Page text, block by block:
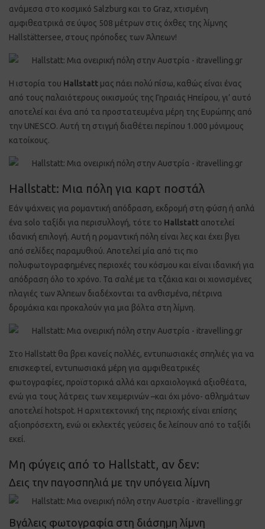
ανάμεσα στο κοσμικό Salzburg και το Graz, χτισμένη
αμφιθεατρικά σε ύψος 508 μέτρων στις όχθες της λίμνης
Hallstättersee, στους πρόποδες των Άλπεων!
Η ιστορία του Hallstatt μας πάει πολύ πίσω, καθώς είναι ένας
από τους παλαιότερους οικισμούς της Γηραιάς Ηπείρου, γι’ αυτό
αποτελεί και ένα από τα προστατευμένα μέρη της Ευρώπης από
την UNESCO. Αυτή τη στιγμή διαθέτει περίπου 1.000 μόνιμους
κατοίκους.
Hallstatt: Μια πόλη για καρτ ποστάλ
Εάν ψάχνεις για ρομαντική απόδραση, εκδρομή στη φύση ή απλά
ένα solo ταξίδι για περισυλλογή, τότε το Hallstatt αποτελεί
ιδανική επιλογή. Αυτή η ρομαντική πόλη είναι λες και έχει βγει
από σελίδες παραμυθιού. Αποτελεί μία από τις πιο
πολυφωτογραφημένες περιοχές του κόσμου και είναι ιδανική για
απόδραση όλο το χρόνο. Τα σαλέ με τα τζάκια και οι χιονισμένες
πλαγιές των Άλπεων διαδέχονται τα ανθισμένα, πέτρινα
δρομάκια και προκαλούν για μια βόλτα στη λίμνη.
Στο Hallstatt θα βρει κανείς πολλές, εντυπωσιακές σπηλιές για να
επισκεφτεί, εντυπωσιακά μέρη για αμφιθεατρικές
φωτογραφίες, προϊστορικά αλλά και αρχαιολογικά αξιοθέατα,
ενώ για τους λάτρεις των χειμερινών –και όχι μόνο- αθλημάτων
αποτελεί hotspot. Η αρχιτεκτονική της περιοχής είναι επίσης
αξιοπρόσεχτη, ενώ οι εκλεκτές γεύσεις δε λείπουν από το ταξίδι
εκεί.
Μη φύγεις από το Hallstatt, αν δεν:
Δεις την παγοσπηλιά με την υπόγεια λίμνη
Βγάλεις φωτογραφία στη διάσημη λίμνη